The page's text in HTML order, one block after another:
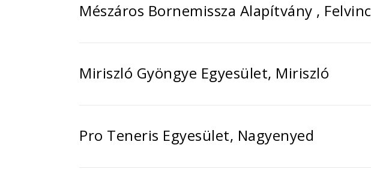
Mészáros Bornemissza Alapítvány , Felvinc
Miriszló Gyöngye Egyesület, Miriszló
Pro Teneris Egyesület, Nagyenyed